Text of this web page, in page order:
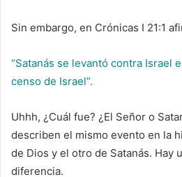
Sin embargo, en Crónicas I 21:1
“Satanás se levantó contra Israel
censo de Israel”.
Uhhh, ¿Cuál fue? ¿El Señor o
describen el mismo evento en la
de Dios y el otro de Satanás. Hay
diferencia.